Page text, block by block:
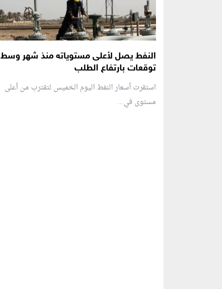
النفط يصل لأعلى مستوياته منذ شهر وسط
توقعات بارتفاع الطلب
استقرت أسعار النفط اليوم الخميس لتقترب من أعلى
مستوى في...